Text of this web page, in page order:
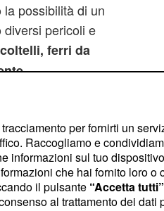
possibilità di un
pericoli e
coltelli, ferri da
ferite e ustioni,
se la donna è
o triplica ecc.
di innalzare
non dare un
la famiglia e di
per fornirti un
Raccogliamo e
informazioni sul tuo
che hai fornito loro
il pulsante “Accetta tutti”
al trattamento dei